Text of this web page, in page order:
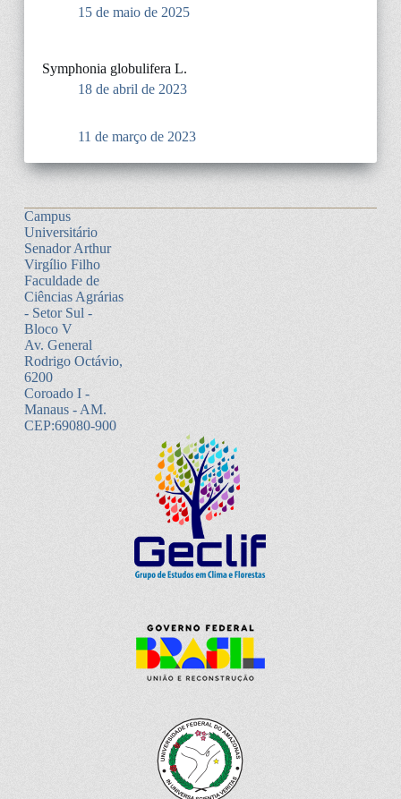
15 de maio de 2025
Symphonia globulifera L.
18 de abril de 2023
11 de março de 2023
Campus
Universitário
Senador Arthur
Virgílio Filho
Faculdade de
Ciências Agrárias
- Setor Sul -
Bloco V
Av. General
Rodrigo Octávio,
6200
Coroado I -
Manaus - AM.
CEP:69080-900